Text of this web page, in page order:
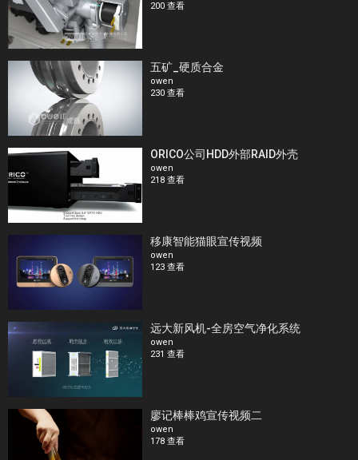
200 查看
五矿_硬质合金
owen
230 查看
ORICO公司HDD外部RAID外壳
owen
218 查看
移康智能猫眼宣传视频
owen
123 查看
远大新风机-全房空气净化系统
owen
231 查看
廖记棒棒鸡宣传视频二
owen
178 查看